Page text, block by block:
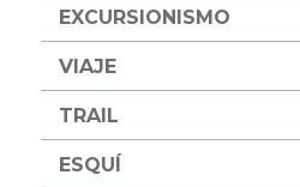
EXCURSIONISMO
VIAJE
TRAIL
ESQUÍ